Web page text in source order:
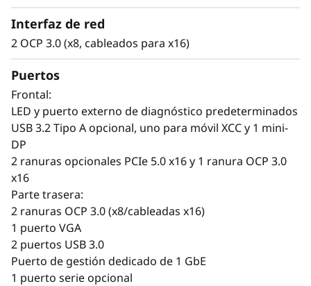
El ThinkSystem SR630 V4 cuenta con
está optimizado para conseguir un elevado
rendimiento por núcleo y ofrecer mejor
rendimiento tanto para cargas de trabajo de
propósito general como para cargas de
trabajo con uso intensivo de computación.
Interfaz de red
2 OCP 3.0 (x8, cableados para x16)
Puertos
Frontal:
LED y puerto externo de diagnóstico predeterminados
USB 3.2 Tipo A opcional, uno para móvil XCC y 1 mini-
DP
2 ranuras opcionales PCIe 5.0 x16 y 1 ranura OCP 3.0
x16
Parte trasera:
2 ranuras OCP 3.0 (x8/cableadas x16)
1 puerto VGA
2 puertos USB 3.0
Puerto de gestión dedicado de 1 GbE
1 puerto serie opcional